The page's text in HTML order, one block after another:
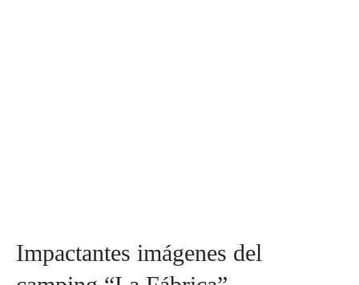
Impactantes imágenes del